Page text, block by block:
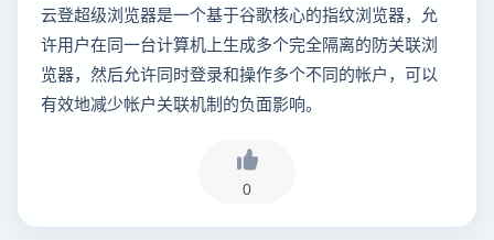
云登超级浏览器是一个基于谷歌核心的指纹浏览器，允
许用户在同一台计算机上生成多个完全隔离的防关联浏
览器，然后允许同时登录和操作多个不同的帐户，可以
有效地减少帐户关联机制的负面影响。
0